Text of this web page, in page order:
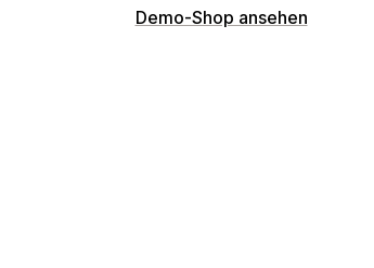
Demo-Shop ansehen